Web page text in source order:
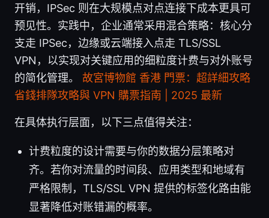
开销，IPSec 则在大规模点对点连接下成本更具可
预见性。实践中，企业通常采用混合策略：核心分
支走 IPSec，边缘或云端接入点走 TLS/SSL
VPN，以实现对关键应用的细粒度计费与对外账号
的简化管理。 故宮博物館 香港 門票：超詳細攻略
省錢排隊攻略與 VPN 購票指南 | 2025 最新
在具体执行层面，以下三点值得关注：
计费粒度的设计需要与你的数据分层策略对
齐。若你对流量的时间段、应用类型和地域有
严格限制，TLS/SSL VPN 提供的标签化路由能
显著降低对账错漏的概率。